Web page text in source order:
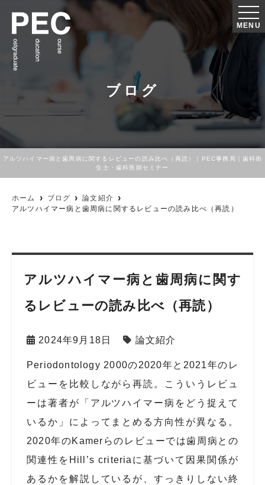
MENU
ブログ
アルツハイマー病と歯周病に関するレビューの読み比べ（再読）｜PEC事務局｜歯科衛
生士・歯科医師セミナー
ホーム ブログ
論文紹介
アルツハイマー病と歯周病に関するレビューの読み比べ（再読）
アルツハイマー病と歯周病に関す
るレビューの読み比べ（再読）
2024年9月18日 論文紹介
Periodontology 2000の2020年と 2021年のレ
ビューを比較しながら再読。こういうレビュ
ーは著者が「アルツハイマー病をどう捉えて
いるか」によってまとめる方向性が異なる。
2020年のKamer らのレビューでは歯周病との
関連性を Hill’s criteria に基づいて因果関係が
あるかを解説しているが、すっきりしない終